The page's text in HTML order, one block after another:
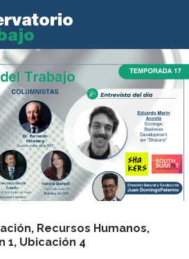
, Recursos Humanos,
1, Ubicación 4